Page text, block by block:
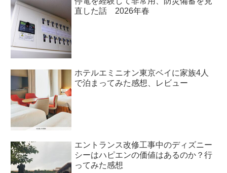
直した話 2026年春
ホテルエミニオン東京ベイに家族4人
で泊まってみた感想、レビュー
エントランス改修工事中のディズニー
シーはハピエンの価値はあるのか？行
ってみた感想